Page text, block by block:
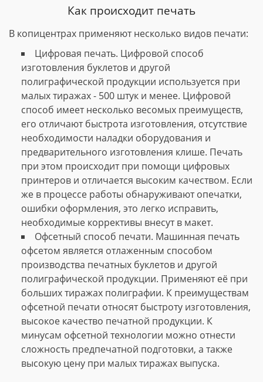
Как происходит печать
В копицентрах применяют несколько видов печати:
Цифровая печать. Цифровой способ
изготовления буклетов и другой
полиграфической продукции используется при
малых тиражах - 500 штук и менее. Цифровой
способ имеет несколько весомых преимуществ,
его отличают быстрота изготовления, отсутствие
необходимости наладки оборудования и
предварительного изготовления клише. Печать
при этом происходит при помощи цифровых
принтеров и отличается высоким качеством. Если
же в процессе работы обнаруживают опечатки,
ошибки оформления, это легко исправить,
необходимые коррективы внесут в макет.
Офсетный способ печати. Машинная печать
офсетом является отлаженным способом
производства печатных буклетов и другой
полиграфической продукции. Применяют её при
больших тиражах полиграфии. К преимуществам
офсетной печати относят быстроту изготовления,
высокое качество печатной продукции. К
минусам офсетной технологии можно отнести
сложность предпечатной подготовки, а также
высокую цену при малых тиражах выпуска.